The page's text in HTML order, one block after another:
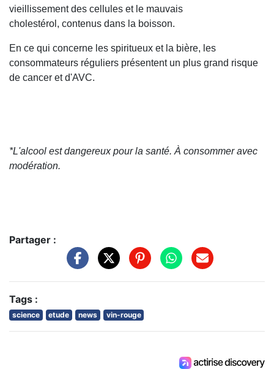
vieillissement des cellules et le mauvais
cholestérol, contenus dans la boisson.
En ce qui concerne les spiritueux et la bière, les
consommateurs réguliers présentent un plus grand risque
de cancer et d'AVC.
*L'alcool est dangereux pour la santé. À consommer avec
modération.
Partager :
Tags :
science etude news vin-rouge